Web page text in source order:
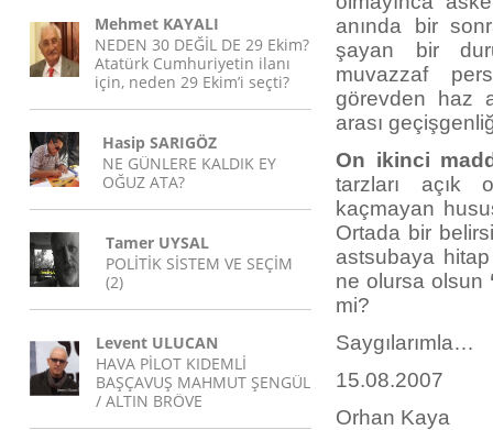
Mehmet KAYALI
NEDEN 30 DEĞİL DE 29 Ekim?
Atatürk Cumhuriyetin ilanı
için, neden 29 Ekim’i seçti?
Hasip SARIGÖZ
NE GÜNLERE KALDIK EY
OĞUZ ATA?
Tamer UYSAL
POLİTİK SİSTEM VE SEÇİM
(2)
Levent ULUCAN
HAVA PİLOT KIDEMLİ
BAŞÇAVUŞ MAHMUT ŞENGÜL
/ ALTIN BRÖVE
anında bir
şayan bir
muvazzaf
görevden haz
arası
On ikinci
tarzları açık
kaçmayan
Ortada bir
astsubaya
ne olursa olsun
mi?
Saygılarımla…
15.08.2007
Orhan Kaya